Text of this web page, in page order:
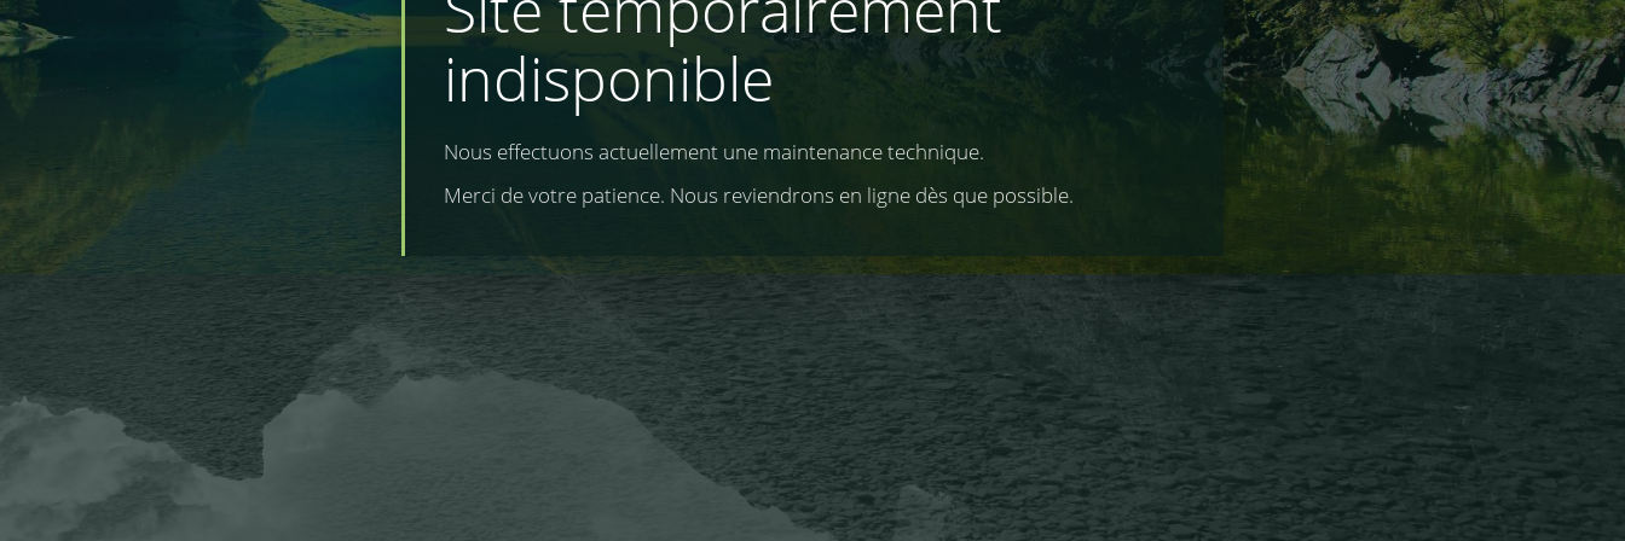
indisponible
Nous effectuons actuellement une maintenance technique.
Merci de votre patience. Nous reviendrons en ligne dès que possible.